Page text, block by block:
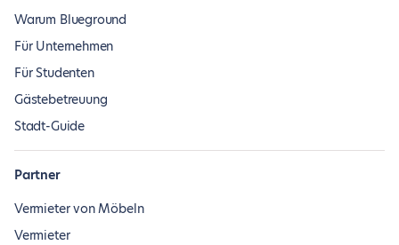
Warum Blueground
Für Unternehmen
Für Studenten
Gästebetreuung
Stadt-Guide
Partner
Vermieter von Möbeln
Vermieter